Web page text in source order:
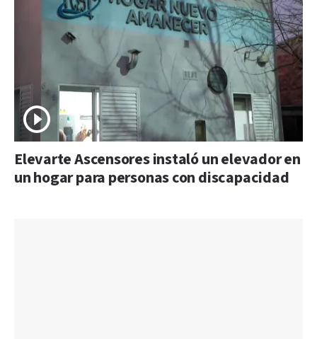
Elevarte Ascensores instaló un elevador en
un hogar para personas con discapacidad